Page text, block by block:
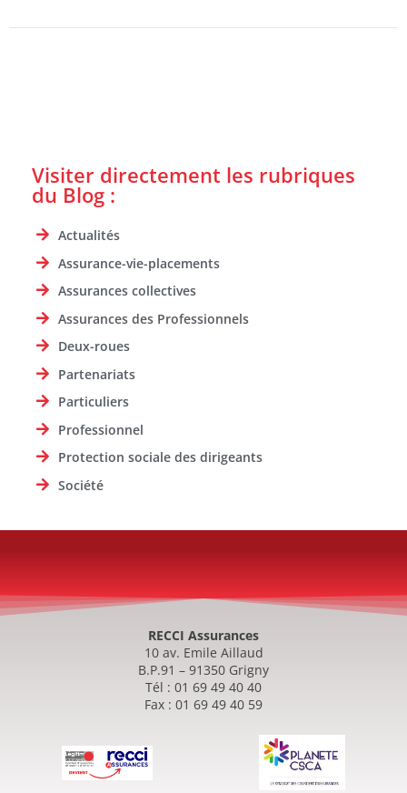
Visiter directement les rubriques
du Blog :
Actualités
Assurance-vie-placements
Assurances collectives
Assurances des Professionnels
Deux-roues
Partenariats
Particuliers
Professionnel
Protection sociale des dirigeants
Société
RECCI Assurances
10 av. Emile Aillaud
B.P.91 – 91350 Grigny
Tél : 01 69 49 40 40
Fax : 01 69 49 40 59